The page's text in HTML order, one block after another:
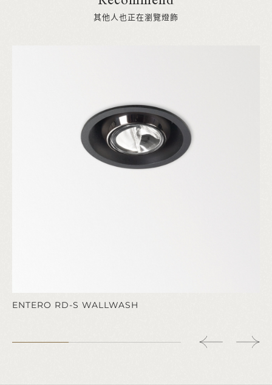
其他人也正在瀏覽燈飾
ENTERO RD-S WALLWASH